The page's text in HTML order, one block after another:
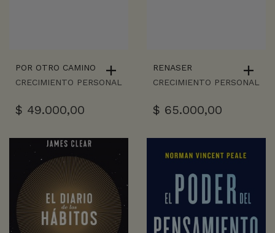
POR OTRO CAMINO
CRECIMIENTO PERSONAL
$ 49.000,00
RENASER
CRECIMIENTO PERSONAL
$ 65.000,00